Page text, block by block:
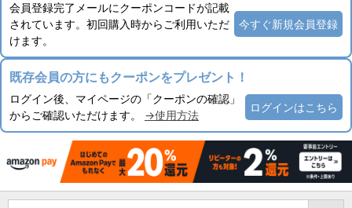
会員登録完了メールにクーポンコードが記載
されています。初回購入時からご利用いただ
けます。
今すぐ新規会員登録
既存会員の方にもクーポンをプレゼント！
ログイン後、マイページの「クーポンの確認」
からご確認いただけます。 →使用方法
ログインはこちら